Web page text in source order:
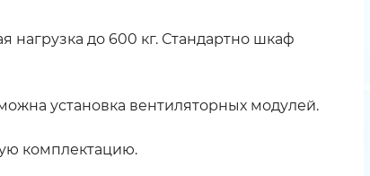
до 600 кг. Стандартно шкаф
установка вентиляторных модулей.
комплектацию.